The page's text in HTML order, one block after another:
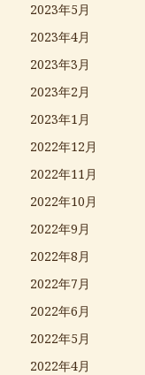
2023年5月
2023年4月
2023年3月
2023年2月
2023年1月
2022年12月
2022年11月
2022年10月
2022年9月
2022年8月
2022年7月
2022年6月
2022年5月
2022年4月